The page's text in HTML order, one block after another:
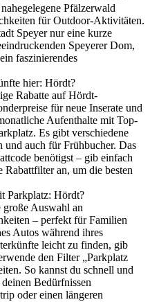
Pfälzerwald
für Outdoor-Aktivitäten.
Speyer nur eine kurze
Speyerer Dom,
faszinierendes
hier: Hördt?
Rabatte auf Hördt-
für neue Inserate und
Aufenthalte mit Top-
Es gibt verschiedene
und auch für Frühbucher. Das
benötigst – gib einfach
Rabattfilter an, um die besten
Parkplatz: Hördt?
Auswahl an
– perfekt für Familien
Autos während ihres
leicht zu finden, gib
den Filter „Parkplatz
So kannst du schnell und
Bedürfnissen
oder einen längeren